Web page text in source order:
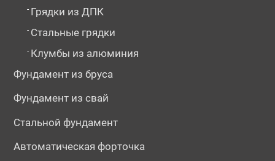
- Грядки из ДПК
- Стальные грядки
- Клумбы из алюминия
Фундамент из бруса
Фундамент из свай
Стальной фундамент
Автоматическая форточка